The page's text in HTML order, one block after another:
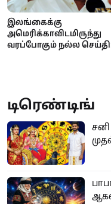
இலங்கைக்கு
அமெரிக்காவிடமிருந்து
வரப்போகும் நல்ல
டிரெண்டிங்